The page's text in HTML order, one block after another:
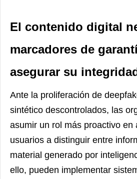
El contenido digital
marcadores de
asegurar su
Ante la proliferación de
sintético descontrolados, las
asumir un rol más proactivo en
usuarios a distinguir entre
material generado por
ello, pueden implementar